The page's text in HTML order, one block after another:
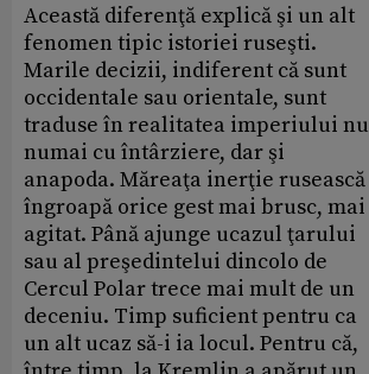
Această diferenţă explică şi un alt
fenomen tipic istoriei ruseşti.
Marile decizii, indiferent că sunt
occidentale sau orientale, sunt
traduse în realitatea imperiului nu
numai cu întârziere, dar şi
anapoda. Măreaţa inerţie rusească
îngroapă orice gest mai brusc, mai
agitat. Până ajunge ucazul ţarului
sau al preşedintelui dincolo de
Cercul Polar trece mai mult de un
deceniu. Timp suficient pentru ca
un alt ucaz să-i ia locul. Pentru că,